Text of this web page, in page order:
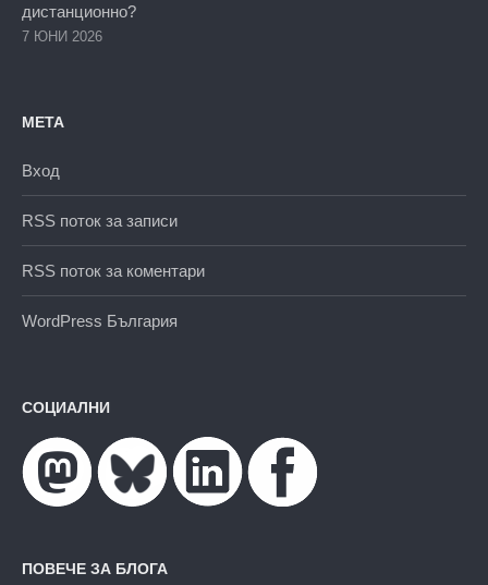
дистанционно?
7 ЮНИ 2026
МЕТА
Вход
RSS поток за записи
RSS поток за коментари
WordPress България
СОЦИАЛНИ
ПОВЕЧЕ ЗА БЛОГА